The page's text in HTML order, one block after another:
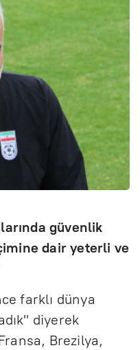
güvenlik
dair yeterli ve
farklı dünya
diyerek
Brezilya,